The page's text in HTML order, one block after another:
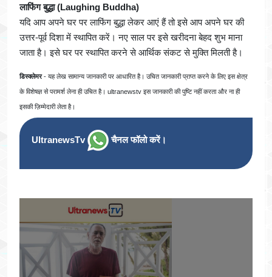
लाफिंग बुद्धा (Laughing Buddha)
यदि आप अपने घर पर लाफिंग बुद्धा लेकर आएं हैं तो इसे आप अपने घर की
उत्तर-पूर्व दिशा में स्थापित करें। नए साल पर इसे खरीदना बेहद शुभ माना
जाता है। इसे घर पर स्थापित करने से आर्थिक संकट से मुक्ति मिलती है।
डिस्क्लेमर- यह लेख सामान्य जानकारी पर आधारित है। उचित जानकारी प्राप्त करने के लिए इस क्षेत्र
के विशेषज्ञ से परामर्श लेना ही उचित है। ultranewstv इस जानकारी की पुष्टि नहीं करता और ना ही
इसकी ज़िम्मेदारी लेता है।
UltranewsTv चैनल फॉलो करें।